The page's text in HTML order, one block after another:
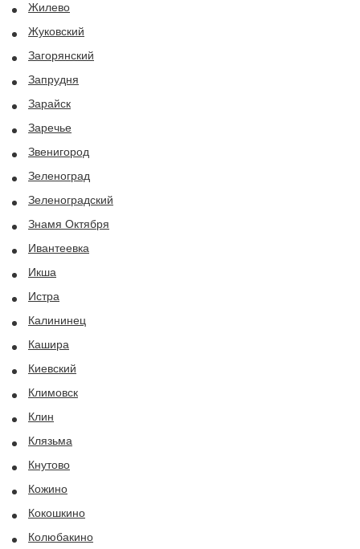
Жилево
Жуковский
Загорянский
Запрудня
Зарайск
Заречье
Звенигород
Зеленоград
Зеленоградский
Знамя Октября
Ивантеевка
Икша
Истра
Калининец
Кашира
Киевский
Климовск
Клин
Клязьма
Кнутово
Кожино
Кокошкино
Колюбакино